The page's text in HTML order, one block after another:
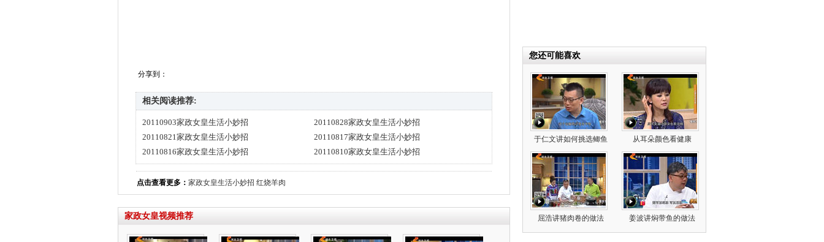
分享到：
相关阅读推荐:
20110903家政女皇生活小妙招
20110828家政女皇生活小妙招
20110821家政女皇生活小妙招
20110817家政女皇生活小妙招
20110816家政女皇生活小妙招
20110810家政女皇生活小妙招
点击查看更多： 家政女皇生活小妙招 红烧羊肉
家政女皇视频推荐
您还可能喜欢
于仁文讲如何挑选鲫鱼 从耳朵颜色看健康
屈浩讲猪肉卷的做法 姜波讲焖带鱼的做法